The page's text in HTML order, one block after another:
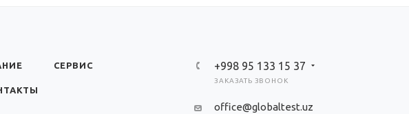
СЕРВИС +998 95 133 15 37
ЗАКАЗАТЬ ЗВОНОК
office@globaltest.uz